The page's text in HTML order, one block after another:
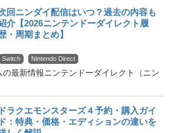
回ニンダイ配信はいつ？過去の内容も
介【2026ニンテンドーダイレクト履
・周期まとめ】
Switch Nintendo Direct
最新情報ニンテンドーダイレクト（ニン
ドラクエモンスターズ４予約・購入ガイ
ド：特典・価格・エディションの違いを